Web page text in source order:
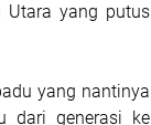
yang putus
yang nantinya
dari generasi ke